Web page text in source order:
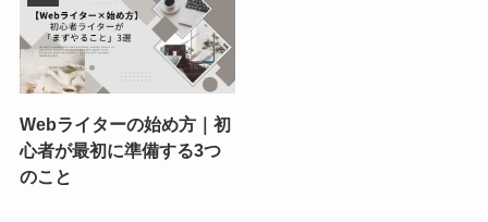
Webライターの始め方｜初
心者が最初に準備する3つ
のこと